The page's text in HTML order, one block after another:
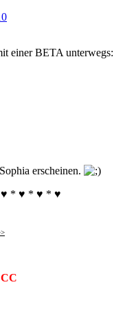
einer BETA unterwegs:
erscheinen.
* ♥ * ♥ * ♥